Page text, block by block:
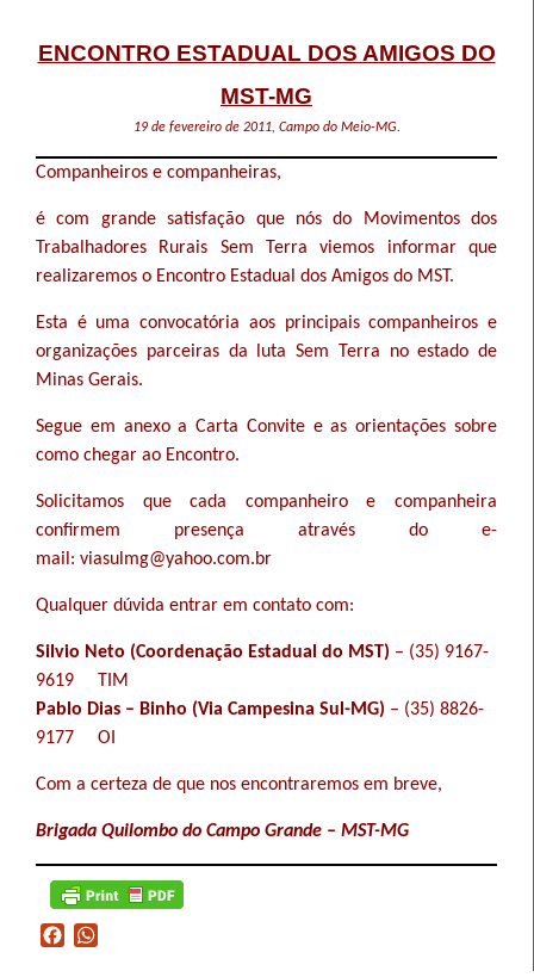
ENCONTRO ESTADUAL DOS AMIGOS DO
MST-MG
19 de fevereiro de 2011, Campo do Meio-MG.
Companheiros e companheiras,
é com grande satisfação que nós do Movimentos dos
Trabalhadores Rurais Sem Terra viemos informar que
realizaremos o Encontro Estadual dos Amigos do MST.
Esta é uma convocatória aos principais companheiros e
organizações parceiras da luta Sem Terra no estado de
Minas Gerais.
Segue em anexo a Carta Convite e as orientações sobre
como chegar ao Encontro.
Solicitamos que cada companheiro e companheira
confirmem presença através do e-
mail: viasulmg@yahoo.com.br
Qualquer dúvida entrar em contato com:
Silvio Neto (Coordenação Estadual do MST) – (35) 9167-
9619
TIM
Pablo Dias – Binho (Via Campesina Sul-MG) – (35) 8826-
9177
OI
Com a certeza de que nos encontraremos em breve,
Brigada Quilombo do Campo Grande – MST-MG
Facebook